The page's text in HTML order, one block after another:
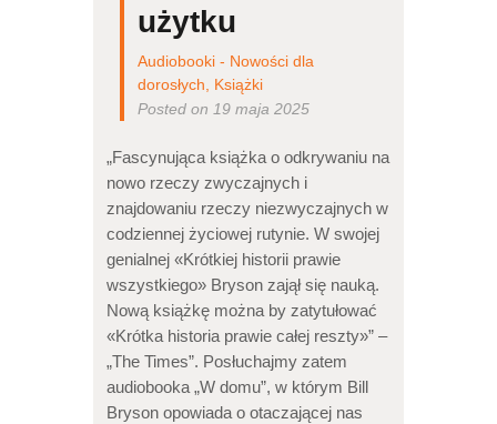
użytku
Audiobooki - Nowości dla
dorosłych
Książki
Posted on 19 maja 2025
„Fascynująca książka o odkrywaniu na
nowo rzeczy zwyczajnych i
znajdowaniu rzeczy niezwyczajnych w
codziennej życiowej rutynie. W swojej
genialnej «Krótkiej historii prawie
wszystkiego» Bryson zajął się nauką.
Nową książkę można by zatytułować
«Krótka historia prawie całej reszty»” –
„The Times”. Posłuchajmy zatem
audiobooka „W domu”, w którym Bill
Bryson opowiada o otaczającej nas